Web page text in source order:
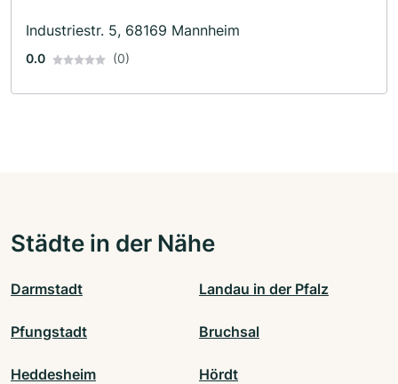
Industriestr. 5, 68169 Mannheim
0.0 (0)
Städte in der Nähe
Darmstadt Landau in der Pfalz
Pfungstadt Bruchsal
Heddesheim Hördt